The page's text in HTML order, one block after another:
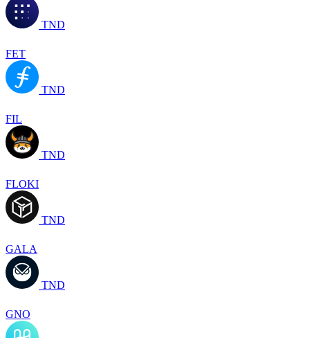
TND
FET
TND
FIL
TND
FLOKI
TND
GALA
TND
GNO